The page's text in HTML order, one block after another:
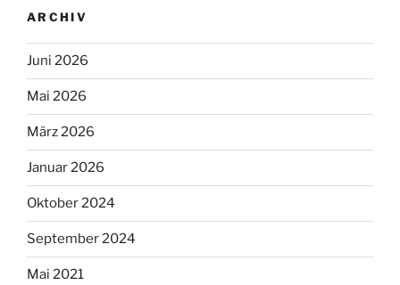
ARCHIV
Juni 2026
Mai 2026
März 2026
Januar 2026
Oktober 2024
September 2024
Mai 2021